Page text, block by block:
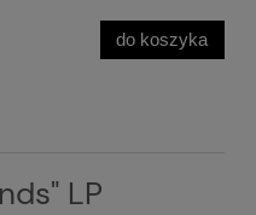
do koszyka
LP